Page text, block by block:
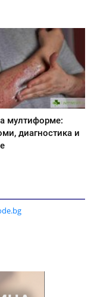
мултиформе:
диагностика и